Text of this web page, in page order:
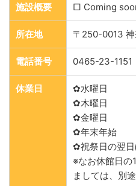
施設概要 □ Coming
所在地 〒250-0013
電話番号 0465-23-1151
休業日
✿水曜日
✿木曜日
✿金曜日
✿年末年始
✿祝祭日の翌
※なお休館日の
ましては、別